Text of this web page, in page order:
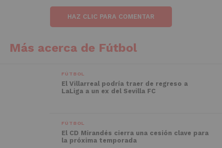
HAZ CLIC PARA COMENTAR
Más acerca de Fútbol
FÚTBOL
El Villarreal podría traer de regreso a
LaLiga a un ex del Sevilla FC
FÚTBOL
El CD Mirandés cierra una cesión clave para
la próxima temporada